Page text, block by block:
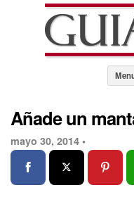
Añade un
mayo 30, 2014 •